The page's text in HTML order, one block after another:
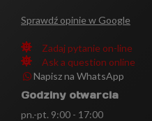
Sprawdź opinie w Google
Zadaj pytanie on-line
Ask a question online
Napisz na WhatsApp
Godziny otwarcia
pn.-pt. 9:00 - 17:00